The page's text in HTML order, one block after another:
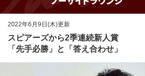
2022年6月9日(木)更新
スピアーズから2季連続新人賞
「先手必勝」と「答え合わせ」